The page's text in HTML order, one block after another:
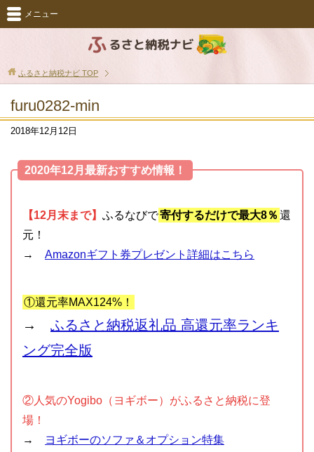
メニュー
ふるさと納税ナビ TOP
furu0282-min
2018年12月12日
2020年12月最新おすすめ情報！
【12月末まで】 ふるなびで寄付するだけで最大8％ 還
元！
→ Amazonギフト券プレゼント詳細はこちら
①還元率MAX124%！
→ ふるさと納税返礼品 高還元率ランキ
ング完全版
②人気のYogibo（ヨギボー）がふるさと納税に登
場！
→
ヨギボーのソファ＆オプション特集